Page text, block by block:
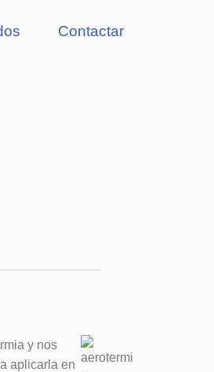
Contactar
y nos
aplicarla en